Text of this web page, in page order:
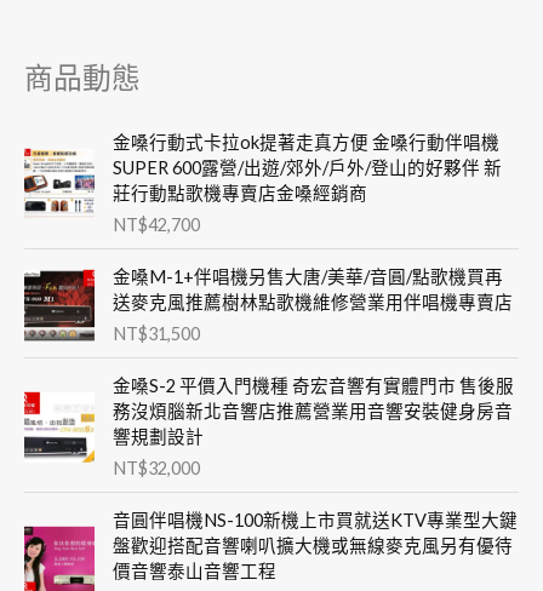
商品動態
金嗓行動式卡拉ok提著走真方便 金嗓行動伴唱機
SUPER 600露營/出遊/郊外/戶外/登山的好夥伴 新
莊行動點歌機專賣店金嗓經銷商
NT$42,700
金嗓M-1+伴唱機另售大唐/美華/音圓/點歌機買再
送麥克風推薦樹林點歌機維修營業用伴唱機專賣店
NT$31,500
金嗓S-2 平價入門機種 奇宏音響有實體門市 售後服
務沒煩腦新北音響店推薦營業用音響安裝健身房音
響規劃設計
NT$32,000
音圓伴唱機NS-100新機上市買就送KTV專業型大鍵
盤歡迎搭配音響喇叭擴大機或無線麥克風另有優待
價音響泰山音響工程